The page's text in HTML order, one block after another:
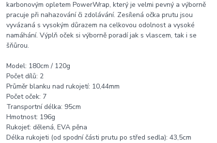
karbonovým opletem PowerWrap, který je velmi pevný a výborně
pracuje při nahazování či zdolávání. Zesílená očka prutu jsou
vyvázaná s vysokým důrazem na celkovou odolnost a vysoké
namáhání. Výplň oček si výborně poradí jak s vlascem, tak i se
šňůrou.
Model: 180cm / 120g
Počet dílů: 2
Průměr blanku nad rukojetí: 10,44mm
Počet oček: 7
Transportní délka: 95cm
Hmotnost: 196g
Rukojeť: dělená, EVA pěna
Délka rukojeti (od spodní části prutu po střed sedla): 43,5cm